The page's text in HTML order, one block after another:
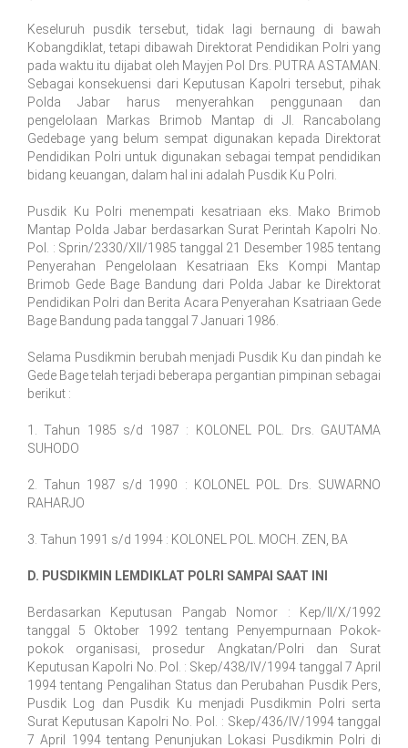
Keseluruh pusdik tersebut, tidak lagi bernaung di bawah
Kobangdiklat, tetapi dibawah Direktorat Pendidikan Polri yang
pada waktu itu dijabat oleh Mayjen Pol Drs. PUTRA ASTAMAN.
Sebagai konsekuensi dari Keputusan Kapolri tersebut, pihak
Polda Jabar harus menyerahkan penggunaan dan
pengelolaan Markas Brimob Mantap di Jl. Rancabolang
Gedebage yang belum sempat digunakan kepada Direktorat
Pendidikan Polri untuk digunakan sebagai tempat pendidikan
bidang keuangan, dalam hal ini adalah Pusdik Ku Polri.
Pusdik Ku Polri menempati kesatriaan eks. Mako Brimob
Mantap Polda Jabar berdasarkan Surat Perintah Kapolri No.
Pol. : Sprin/2330/XII/1985 tanggal 21 Desember 1985 tentang
Penyerahan Pengelolaan Kesatriaan Eks Kompi Mantap
Brimob Gede Bage Bandung dari Polda Jabar ke Direktorat
Pendidikan Polri dan Berita Acara Penyerahan Ksatriaan Gede
Bage Bandung pada tanggal 7 Januari 1986.
Selama Pusdikmin berubah menjadi Pusdik Ku dan pindah ke
Gede Bage telah terjadi beberapa pergantian pimpinan sebagai
berikut :
1. Tahun 1985 s/d 1987 : KOLONEL POL. Drs. GAUTAMA
SUHODO
2. Tahun 1987 s/d 1990 : KOLONEL POL. Drs. SUWARNO
RAHARJO
3. Tahun 1991 s/d 1994 : KOLONEL POL. MOCH. ZEN, BA
D. PUSDIKMIN LEMDIKLAT POLRI SAMPAI SAAT INI
Berdasarkan Keputusan Pangab Nomor : Kep/II/X/1992
tanggal 5 Oktober 1992 tentang Penyempurnaan Pokok-
pokok organisasi, prosedur Angkatan/Polri dan Surat
Keputusan Kapolri No. Pol. : Skep/438/IV/1994 tanggal 7 April
1994 tentang Pengalihan Status dan Perubahan Pusdik Pers,
Pusdik Log dan Pusdik Ku menjadi Pusdikmin Polri serta
Surat Keputusan Kapolri No. Pol. : Skep/436/IV/1994 tanggal
7 April 1994 tentang Penunjukan Lokasi Pusdikmin Polri di